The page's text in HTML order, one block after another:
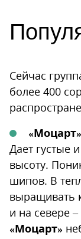
Сейчас
более 400
«Моцарт»
Дает густые
высоту.
шипов. В
выращивать
и на севере
«Моцарт»